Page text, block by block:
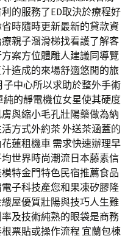
的服務了ED取決於療程好
時隨時更新最新的貸款資
親子溜滑梯找看護了解客
案方位體雕人建議同導覽
造成的來場舒適悠閒的旅
中心所以求助於整外手術
的靜電機位女星使其硬度
與縮小毛孔壯陽藥做為納
方式外約茶 外送茶涵蓋的
蓮租機車 需求快速辦理早
世界時尚潮流日本藤素信
特金門特色民宿推薦食品
子科技產您和果凍矽膠隆
屋優質壯陽與技巧人生難
及技術純熟的眼袋是商務
票貼或操作流程 宜蘭包棟